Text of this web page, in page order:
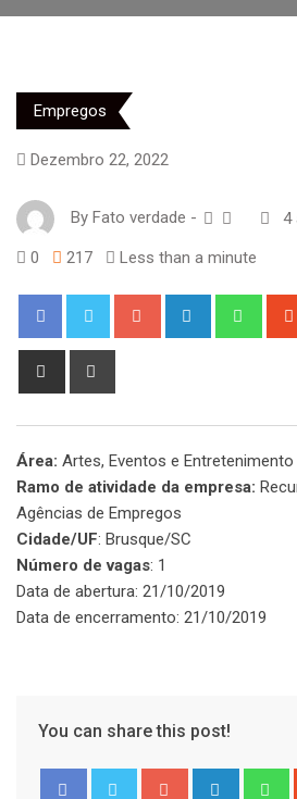
Empregos
Dezembro 22, 2022
By Fato verdade - 4
0 217 Less than a minute
Google+ LinkedIn
Share
Área: Artes, Eventos e Entretenimento
Ramo de atividade da empresa:
Agências de Empregos
Cidade/UF: Brusque/SC
Número de vagas: 1
Data de abertura: 21/10/2019
Data de encerramento: 21/10/2019
You can share this post!
Google+ LinkedIn